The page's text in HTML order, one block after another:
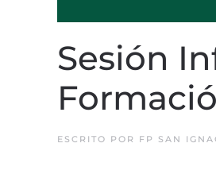
Sesión
ESCRITO POR FP SAN